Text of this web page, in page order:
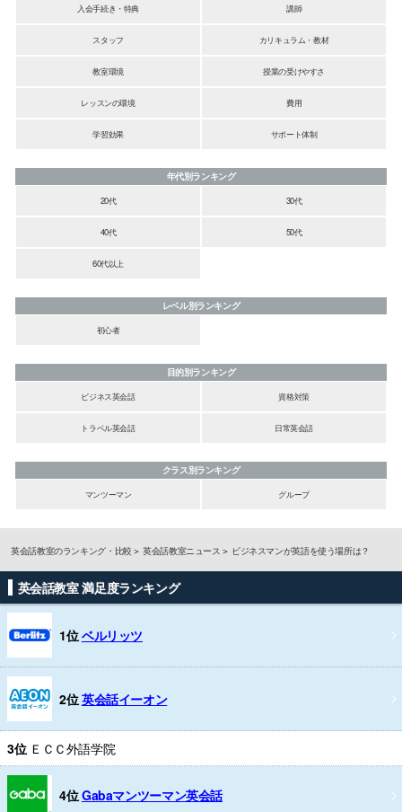
入会手続き・特典
講師
スタッフ カリキュラム・教材
教室環境 授業の受けやすさ
レッスンの環境 費用
学習効果 サポート体制
年代別ランキング
20代
30代
40代 50代
60代以上
レベル別ランキング
初心者
目的別ランキング
ビジネス英会話
資格対策
トラベル英会話 日常英会話
クラス別ランキング
マンツーマン
グループ
英会話教室のランキング・比較 英会話教室ニュース ビジネスマンが英語を使う場所は？
英会話教室 満足度ランキング
1位ベルリッツ
2位英会話イーオン
3位 ＥＣＣ外語学院
4位Gabaマンツーマン英会話